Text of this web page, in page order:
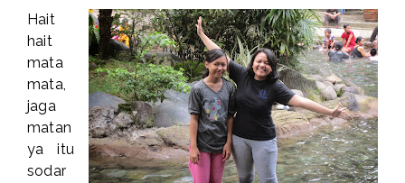
Hait
hait
mata
mata,
jaga
matan
ya itu
sodar